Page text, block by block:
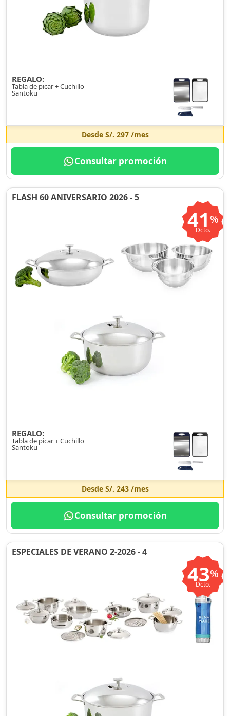
REGALO:
Tabla de picar + Cuchillo
Santoku
Desde S/. 297/mes
Consultar promoción
FLASH 60 ANIVERSARIO 2026 - 5
41 %
Dcto.
REGALO:
Tabla de picar + Cuchillo
Santoku
Desde S/. 243/mes
Consultar promoción
ESPECIALES DE VERANO 2-2026 - 4
43%
Dcto.